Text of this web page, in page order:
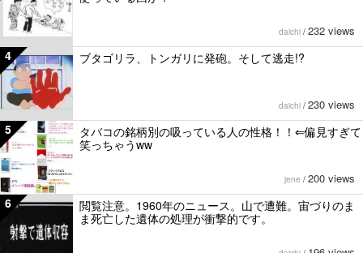
daichi / 232 views
4 ブタゴリラ、トンガリに発砲。そして逃走!?
daichi / 230 views
5
タバコの銘柄別の吸っている人の性格！！⇐偏見すぎて
笑っちゃうww
jene / 200 views
6
閲覧注意。1960年のニュース。山で遭難。宙づりのま
ま死亡した遺体の処理が衝撃的です。